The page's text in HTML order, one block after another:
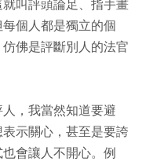
叫評頭論足、指手畫
個人都是獨立的個
佛是評斷別人的法官
，我當然知道要避
示關心，甚至是要誇
會讓人不開心。例